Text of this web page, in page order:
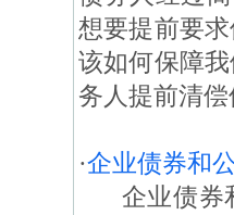
想要提前要
该如何保障
务人提前清
·企业债券和
企业债券